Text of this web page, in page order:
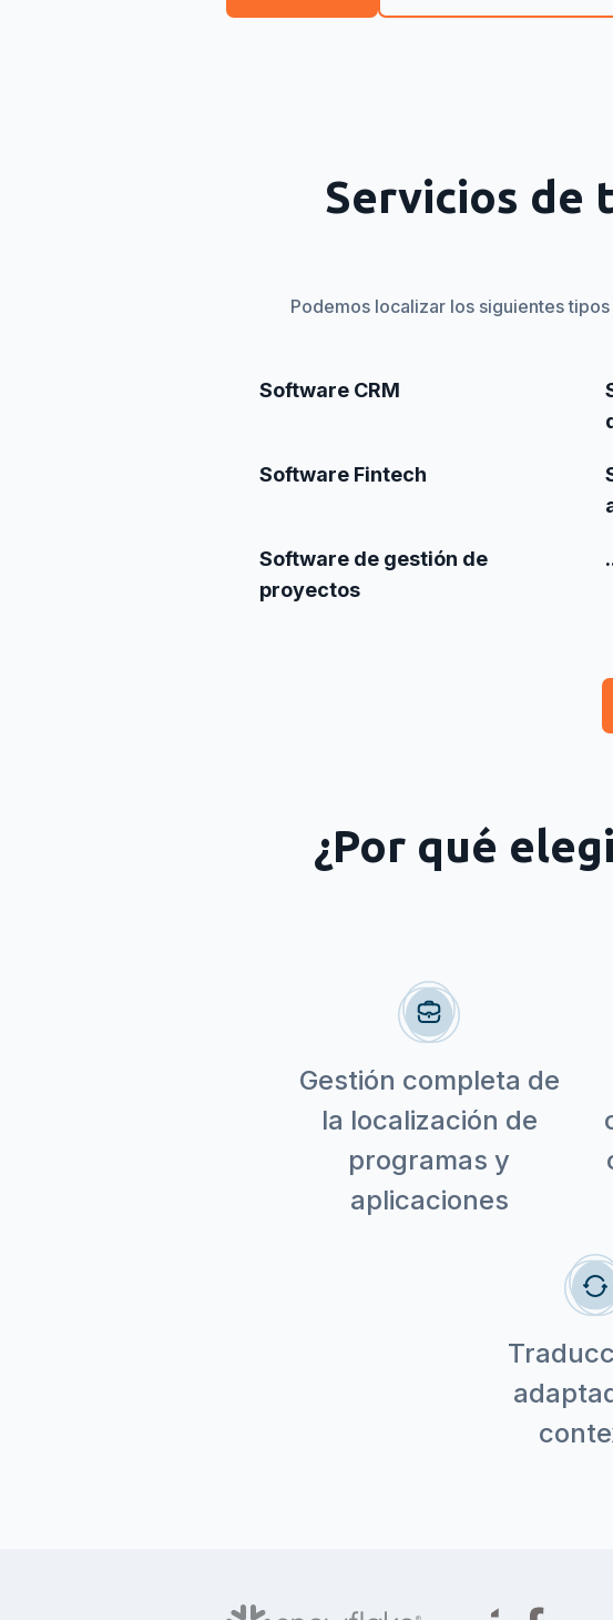
Servicios de
Podemos localizar los siguientes
Software CRM
Software Fintech
Software de gestión de
proyectos
¿Por qué
Gestión completa de
la localización de
programas y
aplicaciones